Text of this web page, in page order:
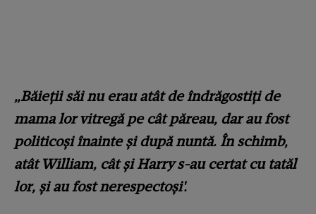
„Băieții săi nu erau atât de îndrăgostiți de
mama lor vitregă pe cât păreau, dar au fost
politicoși înainte și după nuntă. În schimb,
atât William, cât și Harry s-au certat cu tatăl
lor, și au fost nerespectoși'.